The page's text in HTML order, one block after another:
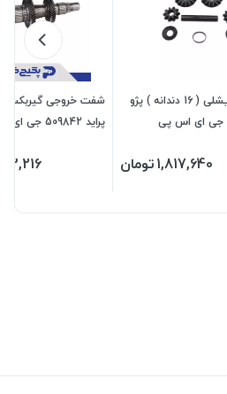
ست کامل دیشلی ( 16 دندانه ) پژو
1,817,640تومان
شفت خروجی گیربکس (
پراید 509842 جی ای اس پی